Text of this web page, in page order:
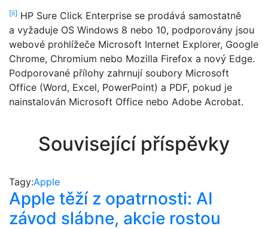
[ii] HP Sure Click Enterprise se prodává samostatně
a vyžaduje OS Windows 8 nebo 10, podporovány jsou
webové prohlížeče Microsoft Internet Explorer, Google
Chrome, Chromium nebo Mozilla Firefox a nový Edge.
Podporované přílohy zahrnují soubory Microsoft
Office (Word, Excel, PowerPoint) a PDF, pokud je
nainstalován Microsoft Office nebo Adobe Acrobat.
Související příspěvky
Tagy:Apple
Apple těží z opatrnosti: AI
závod slábne, akcie rostou